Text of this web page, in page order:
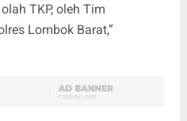
TKP, oleh Tim
Lombok Barat,”